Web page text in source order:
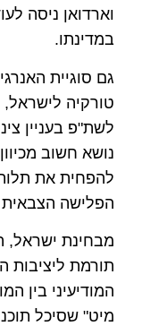
וארדואן ניסה
במדינתו.
גם סוגיית
טורקיה לישראל,
לשת"פ בעניין
נושא חשוב
להפחית את
הפלישה הצבאית
מבחינת ישראל,
תורמת ליציבות
המודיעיני בין
מיט" שסיכל